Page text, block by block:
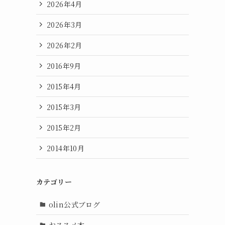
2026年4月
2026年3月
2026年2月
2016年9月
2015年4月
2015年3月
2015年2月
2014年10月
カテゴリー
olin公式ブログ